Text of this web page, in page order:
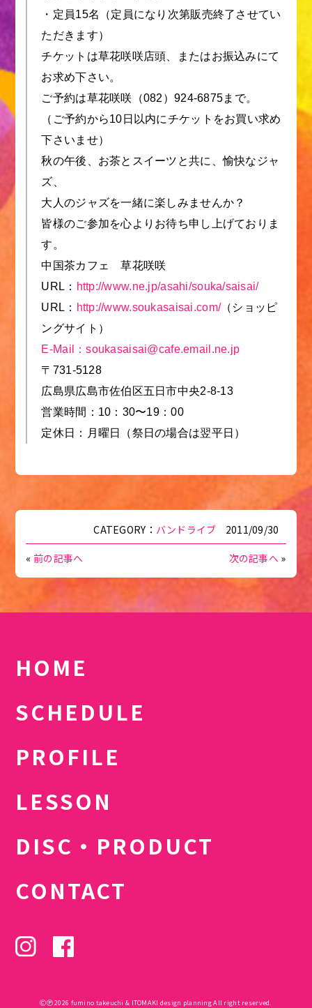
・定員15名（定員になり次第販売終了させてい
ただきます）
チケットは草花咲咲店頭、またはお振込みにて
お求め下さい。
ご予約は草花咲咲（082）924-6875まで。
（ご予約から10日以内にチケットをお買い求め
下さいませ）
秋の午後、お茶とスイーツと共に、愉快なジャ
ズ、
大人のジャズを一緒に楽しみませんか？
皆様のご参加を心よりお待ち申し上げておりま
す。
中国茶カフェ 草花咲咲
URL： http://www.ne.jp/asahi/souka/saisai/
URL： http://www.soukasaisai.com/（ショッピ
ングサイト）
E-Mail：soukasaisai@cafe.email.ne.jp
〒731-5128
広島県広島市佐伯区五日市中央2-8-13
営業時間：10：30〜19：00
定休日：月曜日（祭日の場合は翌平日）
CATEGORY： バンドライブ 2011/09/30
« 前の記事へ 次の記事へ »
HOME
SCHEDULE
PROFILE
LESSON
DISC・PRODUCT
CONTACT
ⒸⓅ 2026 fumino takeuchi & ITOMAKI design planning All right reserved.